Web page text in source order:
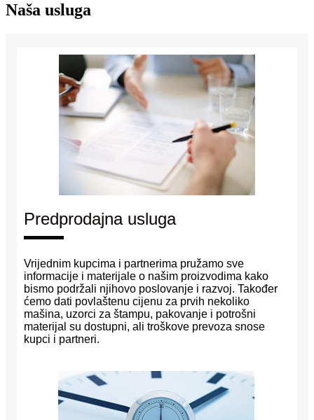
Naša usluga
Predprodajna usluga
Vrijednim kupcima i partnerima pružamo sve
informacije i materijale o našim proizvodima kako
bismo podržali njihovo poslovanje i razvoj. Također
ćemo dati povlaštenu cijenu za prvih nekoliko
mašina, uzorci za štampu, pakovanje i potrošni
materijal su dostupni, ali troškove prevoza snose
kupci i partneri.